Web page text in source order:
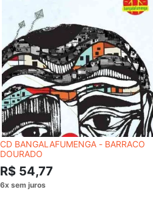
CD BANGALAFUMENGA - BARRACO
DOURADO
R$ 54,77